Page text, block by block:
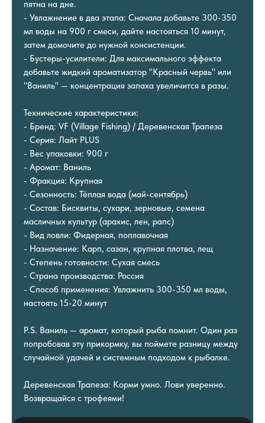
пятна на дне.
- Увлажнение в два этапа: Сначала добавьте 300-350
мл воды на 900 г смеси, дайте настояться 10 минут,
затем домочите до нужной консистенции.
- Бустеры-усилители: Для максимального эффекта
добавьте жидкий ароматизатор "Красный червь" или
"Ваниль" — концентрация запаха увеличится в разы.
Технические характеристики:
- Бренд: VF (Village Fishing) / Деревенская Трапеза
- Серия: Лайт PLUS
- Вес упаковки: 900 г
- Аромат: Ваниль
- Фракция: Крупная
- Сезонность: Тёплая вода (май-сентябрь)
- Состав: Бисквиты, сухари, зерновые, семена
масличных культур (арахис, лен, рапс)
- Вид ловли: Фидерная, поплавочная
- Назначение: Карп, сазан, крупная плотва, лещ
- Степень готовности: Сухая смесь
- Страна производства: Россия
- Способ применения: Увлажнить 300-350 мл воды,
настоять 15-20 минут
P.S. Ваниль — аромат, который рыба помнит. Один раз
попробовав эту прикормку, вы поймете разницу между
случайной удачей и системным подходом к рыбалке.
Деревенская Трапеза: Корми умно. Лови уверенно.
Возвращайся с трофеями!